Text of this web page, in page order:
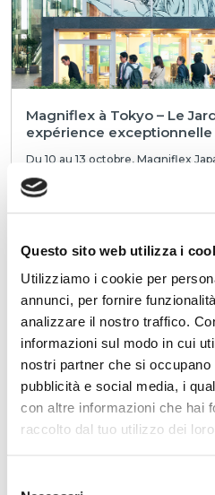
Questo sito web utilizza i
Utilizziamo i cookie per
annunci, per fornire
analizzare il nostro traffico.
informazioni sul modo in cui
nostri partner che si occupano
pubblicità e social media, i
con altre informazioni che hai
raccolto dal tuo utilizzo dei
Magniflex à Tokyo – Le
expérience exceptionnelle
Du 10 au 13 octobre, Magniflex
Sleep” à l’Annex Aoyama +
Tokyo, pour célébrer le 30e ann...
Magniflex République
nouveau MagniStretch®
organisé un événement exclusif à